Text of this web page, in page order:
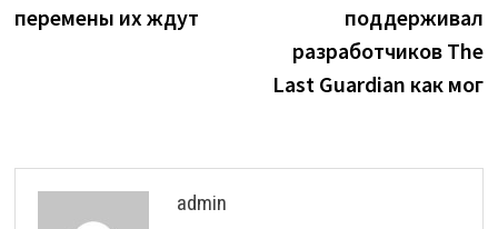
перемены их ждут
поддерживал
разработчиков The
Last Guardian как мог
admin